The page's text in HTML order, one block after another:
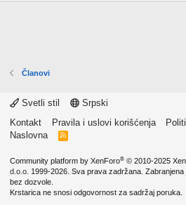
Članovi
Svetli stil
Srpski
Kontakt
Pravila i uslovi korišćenja
Naslovna
R
Community platform by XenForo® © 2010-2025
d.o.o. 1999-2026. Sva prava zadržana.
bez dozvole.
Krstarica ne snosi odgovornost za sadržaj poruka.